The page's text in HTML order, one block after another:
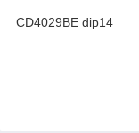
CD4029BE dip14